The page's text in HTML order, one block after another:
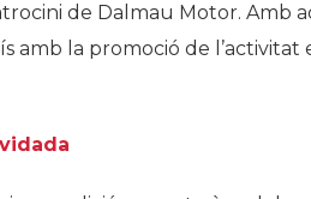
de Dalmau Motor. Amb
amb la promoció de l’activitat